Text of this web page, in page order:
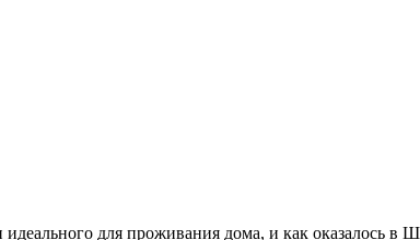
для проживания дома, и как оказалось